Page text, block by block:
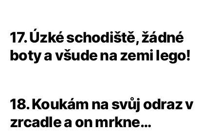
17. Úzké schodiště, žádné
boty a všude na zemi lego!
18. Koukám na svůj odraz v
zrcadle a on mrkne…